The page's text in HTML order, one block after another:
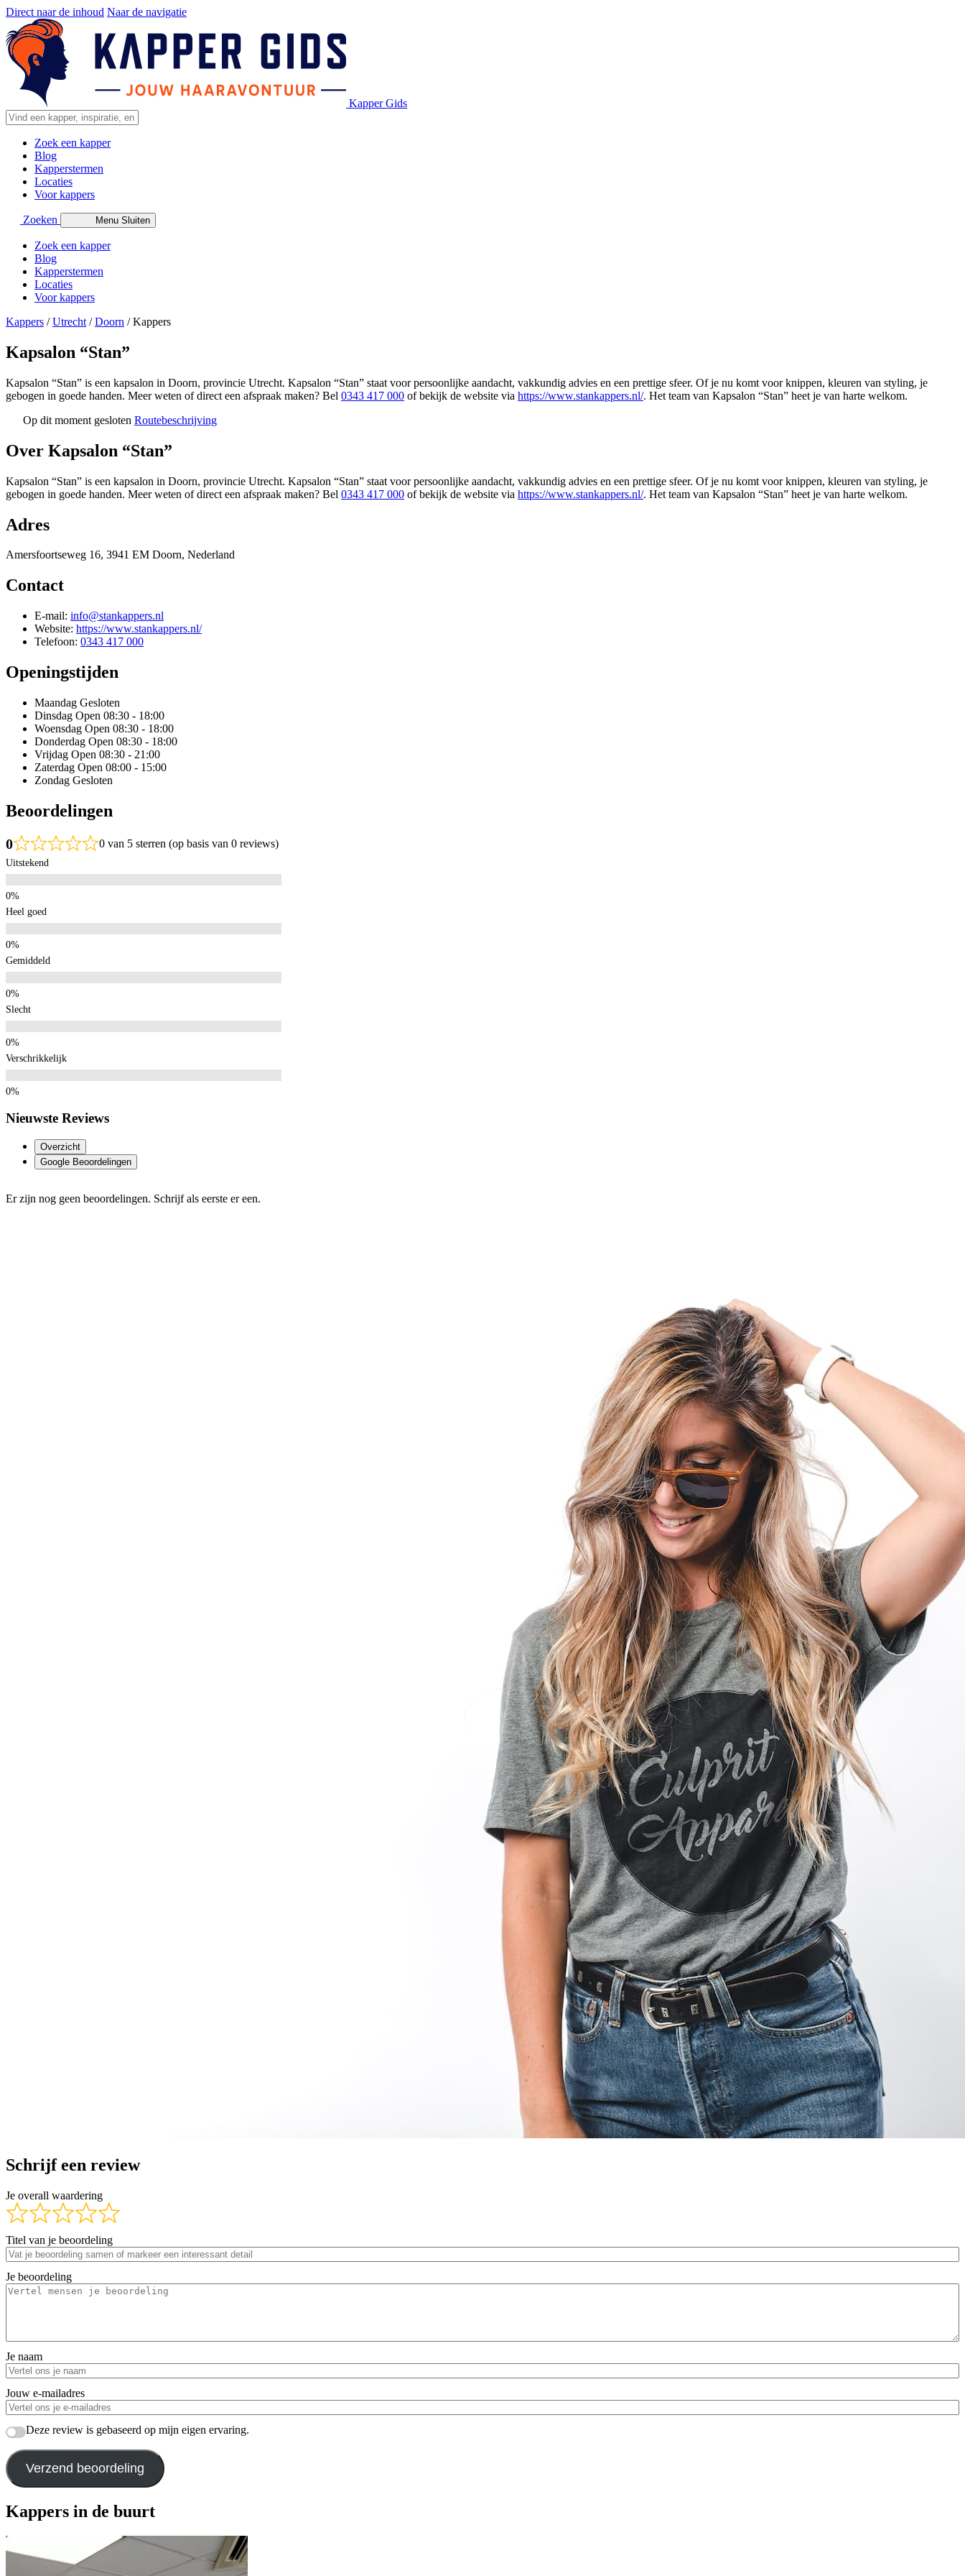
Direct naar de inhoud Naar de navigatie
Kapper Gids
Zoek een kapper
Blog
Kapperstermen
Locaties
Voor kappers
Zoeken Menu Sluiten
Zoek een kapper
Blog
Kapperstermen
Locaties
Voor kappers
Kappers /Utrecht /Doorn /Kappers
Kapsalon “Stan”
Kapsalon “Stan” is een kapsalon in Doorn, provincie Utrecht. Kapsalon “Stan” staat voor persoonlijke aandacht, vakkundig advies en een prettige sfeer. Of je nu komt voor knippen, kleuren van styling, je
gebogen in goede handen. Meer weten of direct een afspraak maken? Bel 0343 417 000 of bekijk de website via https://www.stankappers.nl/. Het team van Kapsalon “Stan” heet je van harte welkom.
Op dit moment gesloten Routebeschrijving
+
Over Kapsalon “Stan”
Kapsalon “Stan” is een kapsalon in Doorn, provincie Utrecht. Kapsalon “Stan” staat voor persoonlijke aandacht, vakkundig advies en een prettige sfeer. Of je nu komt voor knippen, kleuren van styling, je
gebogen in goede handen. Meer weten of direct een afspraak maken? Bel 0343 417 000 of bekijk de website via https://www.stankappers.nl/. Het team van Kapsalon “Stan” heet je van harte welkom.
Adres
Amersfoortseweg 16, 3941 EM Doorn, Nederland
Contact
E-mail: info@stankappers.nl
Website: https://www.stankappers.nl/
Telefoon: 0343 417 000
Openingstijden
Maandag Gesloten
Dinsdag Open 08:30 - 18:00
Woensdag Open 08:30 - 18:00
Donderdag Open 08:30 - 18:00
Vrijdag Open 08:30 - 21:00
Zaterdag Open 08:00 - 15:00
Zondag Gesloten
Beoordelingen
0 0 van 5 sterren (op basis van 0 reviews)
Uitstekend
Heel goed
Gemiddeld
Slecht
Verschrikkelijk
Nieuwste Reviews
Overzicht
Google Beoordelingen
Er zijn nog geen beoordelingen. Schrijf als eerste er een.
Schrijf een review
Je overall waardering
Titel van je beoordeling
Je beoordeling
Je naam
Jouw e-mailadres
Deze review is gebaseerd op mijn eigen ervaring.
Verzend beoordeling
Kappers in de buurt